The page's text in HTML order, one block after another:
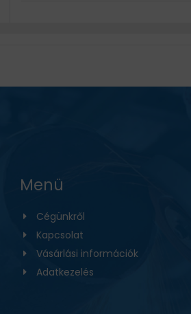
Menü
Cégünkről
Kapcsolat
Vásárlási információk
Adatkezelés